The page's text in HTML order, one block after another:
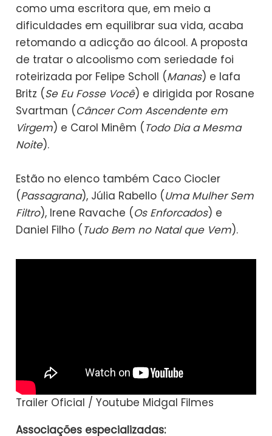
como uma escritora que, em meio a
dificuldades em equilibrar sua vida, acaba
retomando a adicção ao álcool. A proposta
de tratar o alcoolismo com seriedade foi
roteirizada por Felipe Scholl (Manas) e Iafa
Britz (Se Eu Fosse Você) e dirigida por Rosane
Svartman (Câncer Com Ascendente em
Virgem) e Carol Minêm ( Todo Dia a Mesma
Noite).
Estão no elenco também Caco Ciocler
(Passagrana), Júlia Rabello (Uma Mulher Sem
Filtro), Irene Ravache (Os Enforcados) e
Daniel Filho ( Tudo Bem no Natal que Vem).
Trailer Oficial / Youtube Midgal Filmes
Associações especializadas: